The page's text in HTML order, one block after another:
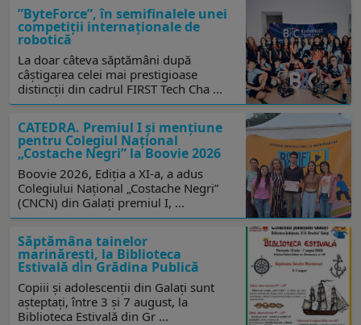
”ByteForce”, în semifinalele unei
competiții internaționale de
robotică
La doar câteva săptămâni după
câștigarea celei mai prestigioase
distincții din cadrul FIRST Tech Cha ...
CATEDRA. Premiul I și mențiune
pentru Colegiul Național
„Costache Negri” la Boovie 2026
Boovie 2026, Ediția a XI-a, a adus
Colegiului Național „Costache Negri”
(CNCN) din Galați premiul I, ...
Săptămâna tainelor
marinărești, la Biblioteca
Estivală din Grădina Publică
Copiii și adolescenții din Galați sunt
așteptați, între 3 și 7 august, la
Biblioteca Estivală din Gr ...